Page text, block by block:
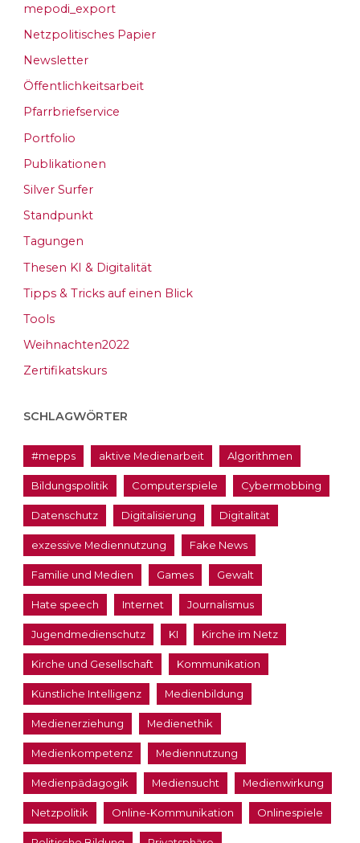
mepodi_export
Netzpolitisches Papier
Newsletter
Öffentlichkeitsarbeit
Pfarrbriefservice
Portfolio
Publikationen
Silver Surfer
Standpunkt
Tagungen
Thesen KI & Digitalität
Tipps & Tricks auf einen Blick
Tools
Weihnachten2022
Zertifikatskurs
SCHLAGWÖRTER
#mepps aktive Medienarbeit Algorithmen
Bildungspolitik Computerspiele Cybermobbing
Datenschutz Digitalisierung Digitalität
exzessive Mediennutzung Fake News
Familie und Medien Games Gewalt
Hate speech Internet Journalismus
Jugendmedienschutz KI Kirche im Netz
Kirche und Gesellschaft Kommunikation
Künstliche Intelligenz Medienbildung
Medienerziehung Medienethik
Medienkompetenz Mediennutzung
Medienpädagogik Mediensucht Medienwirkung
Netzpolitik Online-Kommunikation Onlinespiele